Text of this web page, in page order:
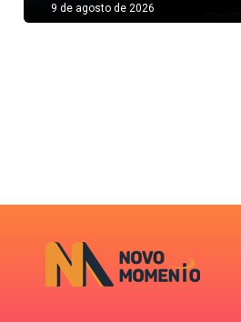
9 de agosto de 2026